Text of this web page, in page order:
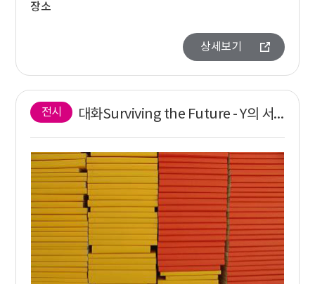
장소
상세보기
전시 대화Surviving the Future - Y의 서가